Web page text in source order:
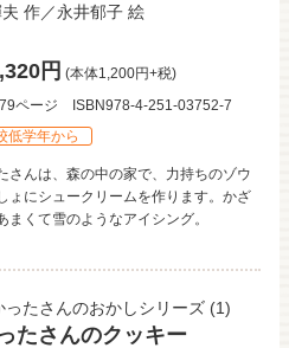
作／永井郁子 絵
円 (本体1,200円+税)
79ページ
ISBN978-4-251-03752-7
低学年から
さんは、森の中の家で、力持ちのゾウ
ょにシュークリームを作ります。かざ
まくて雪のようなアイシング。
ったさんのおかしシリーズ(1)
たさんのクッキー